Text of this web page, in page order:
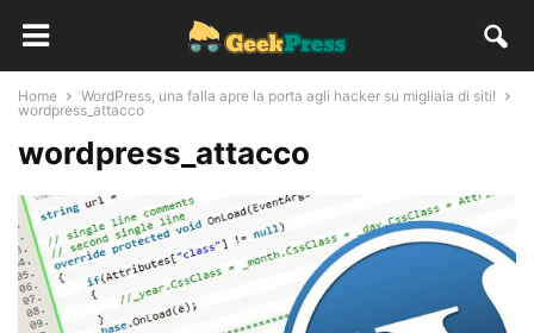
Home
WordPress, una falla apre la porta agli hacker su migliaia di siti!
wordpress_attacco
wordpress_attacco